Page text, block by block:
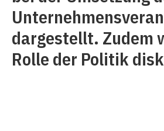
dargestellt. Zudem
Rolle der Politik